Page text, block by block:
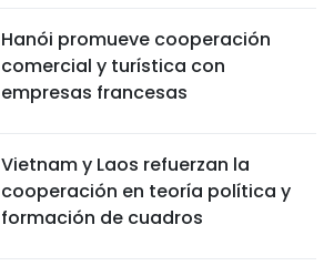
Hanói promueve cooperación
comercial y turística con
empresas francesas
Vietnam y Laos refuerzan la
cooperación en teoría política y
formación de cuadros